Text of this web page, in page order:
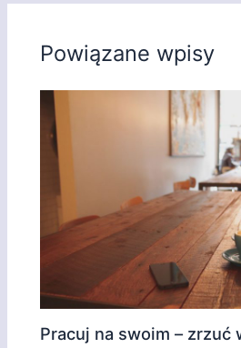
Powiązane wpisy
Pracuj na swoim – zrzuć